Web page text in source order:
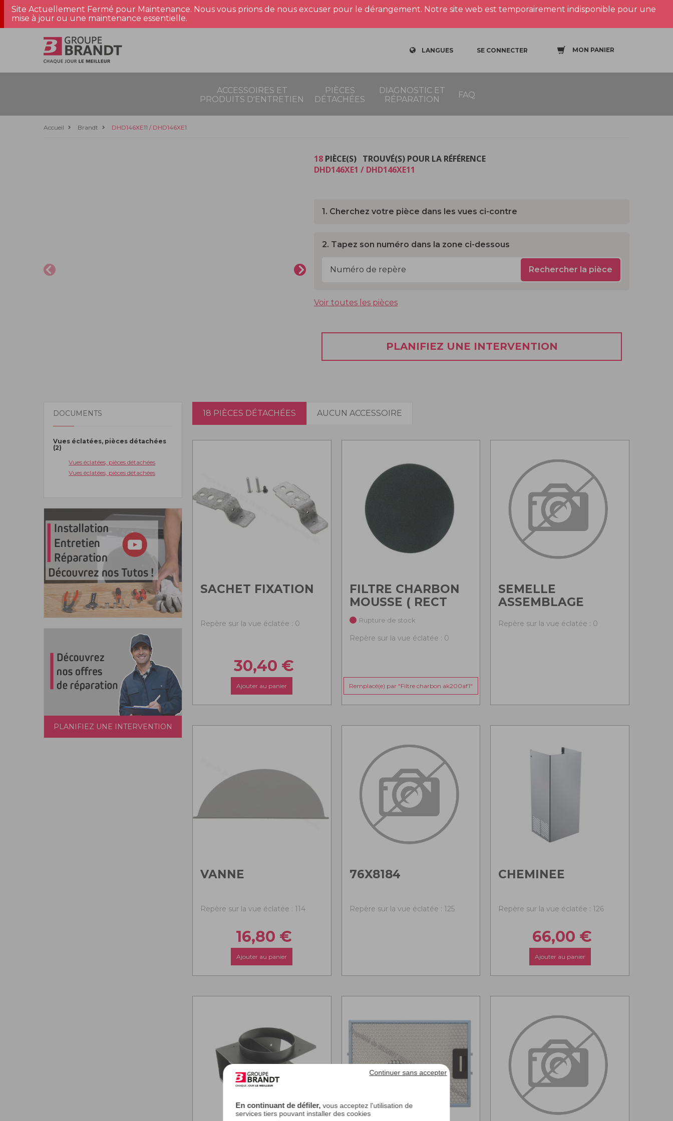
En continuant de défiler, vous acceptez l'utilisation de
services tiers pouvant installer des cookies
Continuer sans accepter
Site Actuellement Fermé pour Maintenance. Nous vous prions de nous excuser pour le dérangement. Notre site web est temporairement indisponible pour une
mise à jour ou une maintenance essentielle.
LANGUES SE CONNECTER MON PANIER
ACCESSOIRES ET
PRODUITS D'ENTRETIEN
PIÈCES
DÉTACHÉES
DIAGNOSTIC ET
RÉPARATION
FAQ
Accueil Brandt DHD146XE11 / DHD146XE1
18 PIÈCE(S) TROUVÉ(S) POUR LA RÉFÉRENCE
DHD146XE1 / DHD146XE11
1. Cherchez votre pièce dans les vues ci-contre
2. Tapez son numéro dans la zone ci-dessous
Rechercher la pièce
Voir toutes les pièces
PLANIFIEZ UNE INTERVENTION
DOCUMENTS
Vues éclatées, pièces détachées
(2)
Vues éclatées, pièces détachées
Vues éclatées, pièces détachées
PLANIFIEZ UNE INTERVENTION
18 PIÈCES DÉTACHÉES AUCUN ACCESSOIRE
SACHET FIXATION
Repère sur la vue éclatée : 0
30,40 €
Ajouter au panier
FILTRE CHARBON
MOUSSE ( RECT
Rupture de stock
Repère sur la vue éclatée : 0
Remplacé(e) par "Filtre charbon ak200af1"
SEMELLE
ASSEMBLAGE
Repère sur la vue éclatée : 0
VANNE
Repère sur la vue éclatée : 114
16,80 €
Ajouter au panier
76X8184
Repère sur la vue éclatée : 125
CHEMINEE
Repère sur la vue éclatée : 126
66,00 €
Ajouter au panier